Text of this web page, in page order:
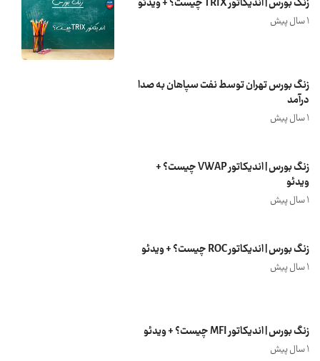
1 سال پیش
زنگ بورس تهران توسط نفت سپاهان به صدا
درآمد
1 سال پیش
زنگ بورس | اندیکاتور VWAP چیست؟ +
ویدئو
1 سال پیش
زنگ بورس | اندیکاتور ROC چیست؟ + ویدئو
1 سال پیش
زنگ بورس | اندیکاتور MFI چیست؟ + ویدئو
1 سال پیش